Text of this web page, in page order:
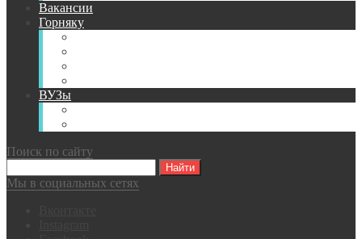
Вакансии
Горняку
ВУЗы
Поиск по сайту
Мы в социальных сетях